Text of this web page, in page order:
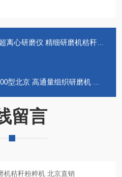
研磨仪 精细研磨机秸秆粉粹机 北京直销
京 高通量组织研磨机 球磨机 组织球磨仪
留言